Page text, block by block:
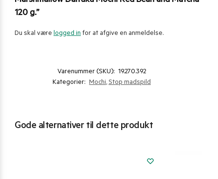
120 g.”
Du skal være logged in for at afgive en anmeldelse.
Varenummer (SKU): 19.270.392
Kategorier: Mochi, Stop madspild
Gode alternativer til dette produkt